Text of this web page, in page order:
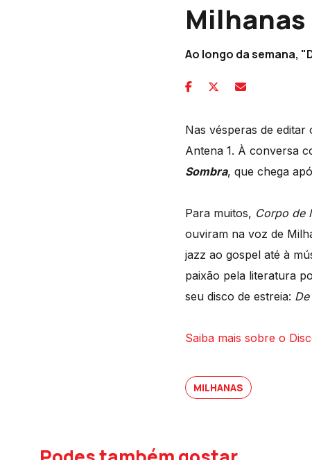
Ao longo da semana,
Nas vésperas de
Antena 1. À conversa
Sombra, que chega
Para muitos, Corpo de
ouviram na voz de
jazz ao gospel até à
paixão pela literatura
seu disco de estreia:
Saiba mais sobre o
MILHANAS